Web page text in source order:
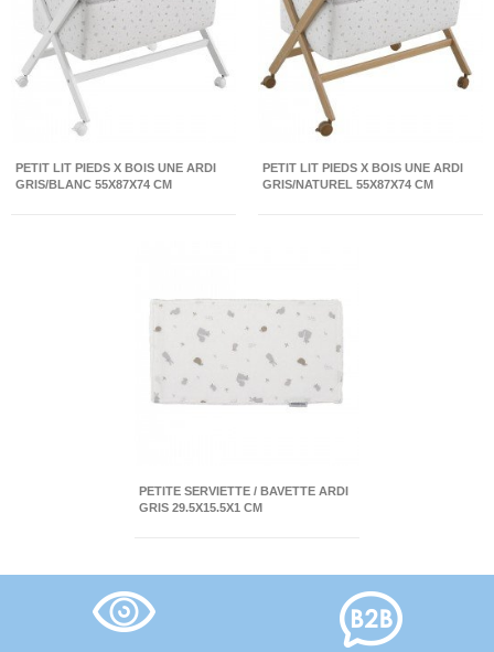
PETIT LIT PIEDS X BOIS UNE ARDI
GRIS/BLANC 55X87X74 CM
PETIT LIT PIEDS X BOIS UNE ARDI
GRIS/NATUREL 55X87X74 CM
PETITE SERVIETTE / BAVETTE ARDI
GRIS 29.5X15.5X1 CM